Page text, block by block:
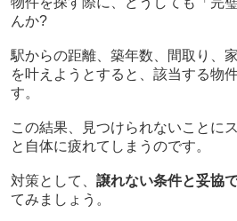
んか?
駅からの距離、築年数、間取り、
を叶えようとすると、該当する物
す。
この結果、見つけられないことに
と自体に疲れてしまうのです。
対策として、 譲れない条件と妥協
てみましょう。